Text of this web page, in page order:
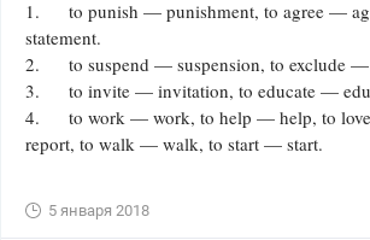
1. to punish — punishment, to agree —
statement.
2. to suspend — suspension, to exclude —
3. to invite — invitation, to educate —
4. to work — work, to help — help, to
report, to walk — walk, to start — start.
5 января 2018